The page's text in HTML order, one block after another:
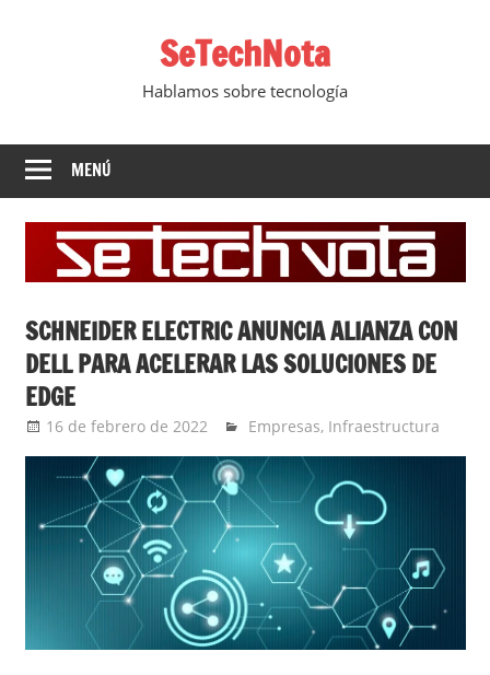
SeTechNota
Hablamos sobre tecnología
MENÚ
SCHNEIDER ELECTRIC ANUNCIA ALIANZA CON
DELL PARA ACELERAR LAS SOLUCIONES DE
EDGE
16 de febrero de 2022 Ernesto Herrera
Empresas, Infraestructura